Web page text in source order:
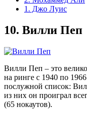
1. Джо Луис
10. Вилли Пеп
Вилли Пеп – это
на ринге с 1940 по
послужной список:
из них он проиграл
(65 нокаутов).